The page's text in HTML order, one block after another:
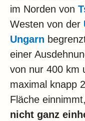
im Norden von
Westen von der
Ungarn
einer
von nur 400 km
maximal knapp
Fläche
nicht ganz